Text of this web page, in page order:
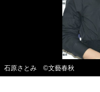
石原さとみ ©文藝春秋